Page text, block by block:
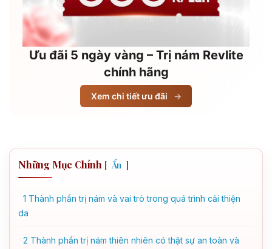
Ưu đãi 5 ngày vàng – Trị nám Revlite
chính hãng
Xem chi tiết ưu đãi →
Những Mục Chính [ Ẩn ]
1 Thành phần trị nám và vai trò trong quá trình cải thiện
da
2 Thành phần trị nám thiên nhiên có thật sự an toàn và